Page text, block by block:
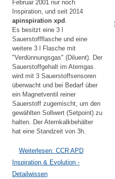
Februar 2001 nur noch
Inspiration, und seit 2014
apinspiration xpd .
Es besitzt eine 3 l
Sauerstoffflasche und eine
weitere 3 l Flasche mit
"Verdünnungsgas" (Diluent). Der
Sauerstoffgehalt im Atemgas
wird mit 3 Sauerstoffsensoren
überwacht und bei Bedarf über
ein Magnetventil reiner
Sauerstoff zugemischt, um den
gewählten Sollwert (Setpoint) zu
halten. Der Atemkalkbehälter
hat eine Standzeit von 3h.
Weiterlesen: CCR APD
Inspiration & Evolution -
Detailwissen